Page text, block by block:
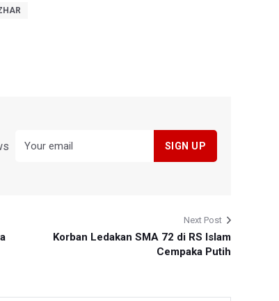
Next Post
Korban Ledakan SMA 72 di RS Islam
Cempaka Putih